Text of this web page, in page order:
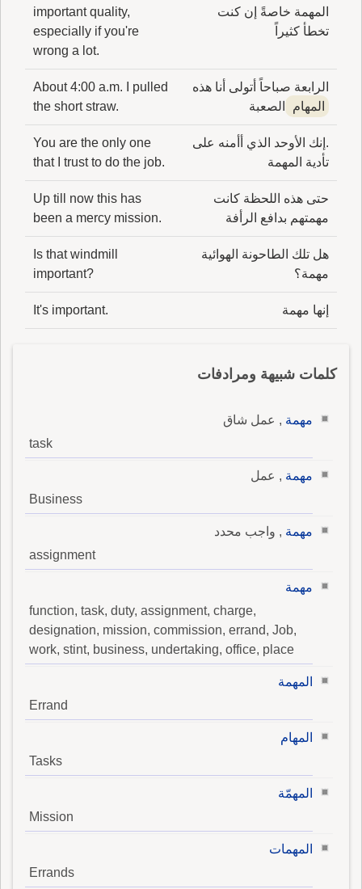
المهمة خاصةً إن كنت
تخطأ كثيراً
important quality,
especially if you're
wrong a lot.
الرابعة صباحاً أتولى أنا هذه
المهام
الصعبة
About 4:00 a.m. I pulled
the short straw.
.إنك الأوحد الذي أأمنه على
تأدية المهمة
You are the only one
that I trust to do the job.
حتى هذه اللحظة كانت
مهمتهم بدافع الرأفة
Up till now this has
been a mercy mission.
هل تلك الطاحونة الهوائية
مهمة؟
Is that windmill
important?
إنها مهمة It's important.
كلمات شبيهة ومرادفات
مهمة , عمل شاق
task
مهمة , عمل
Business
مهمة , واجب محدد
assignment
مهمة
function, task, duty, assignment, charge,
designation, mission, commission, errand, Job,
work, stint, business, undertaking, office, place
المهمة
Errand
المهام
Tasks
المهمّة
Mission
المهمات
Errands